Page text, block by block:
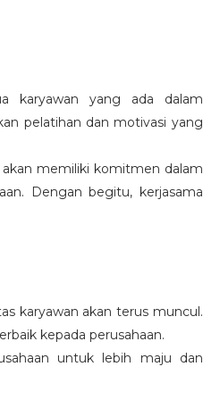
karyawan yang ada dalam
pelatihan dan motivasi yang
memiliki komitmen dalam
Dengan begitu, kerjasama
karyawan akan terus muncul.
kepada perusahaan.
untuk lebih maju dan